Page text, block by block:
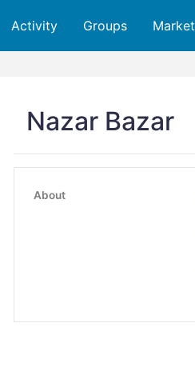
Activity Groups Market
Nazar Bazar
About